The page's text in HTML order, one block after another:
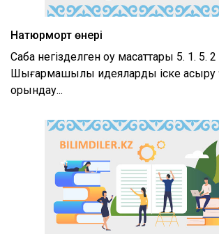
Натюрморт өнері
Сабақ негізделген оқу мақсаттары 5. 1. 5. 2
Шығармашылық идеяларды іске асыру
орындау...